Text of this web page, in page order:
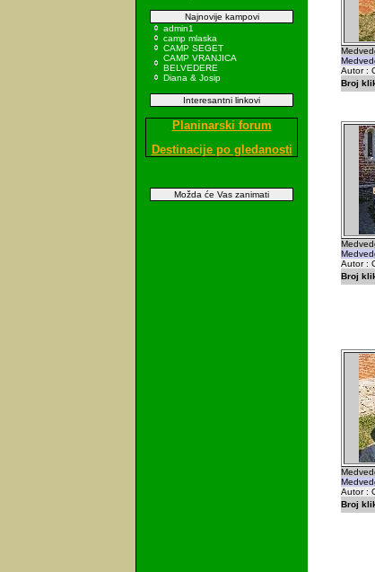
Najnovije kampovi
admin1
camp mlaska
CAMP SEGET
CAMP VRANJICA
BELVEDERE
Diana & Josip
Interesantni linkovi
Planinarski forum
Destinacije po gledanosti
Možda će Vas zanimati
Autor :
Broj
Autor :
Broj
Autor :
Broj